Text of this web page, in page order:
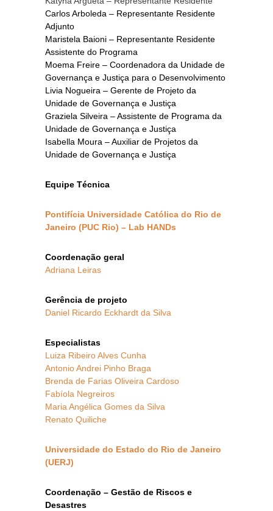
Carlos Arboleda – Representante Residente
Adjunto
Maristela Baioni – Representante Residente
Assistente do Programa
Moema Freire – Coordenadora da Unidade de
Governança e Justiça para o Desenvolvimento
Livia Nogueira – Gerente de Projeto da
Unidade de Governança e Justiça
Graziela Silveira – Assistente de Programa da
Unidade de Governança e Justiça
Isabella Moura – Auxiliar de Projetos da
Unidade de Governança e Justiça
Equipe Técnica
Pontifícia Universidade Católica do Rio de
Janeiro (PUC Rio) – Lab HANDs
Coordenação geral
Adriana Leiras
Gerência de projeto
Daniel Ricardo Eckhardt da Silva
Especialistas
Luiza Ribeiro Alves Cunha
Antonio Andrei Pinho Braga
Brenda de Farias Oliveira Cardoso
Fabíola Negreiros
Maria Angélica Gomes da Silva
Renato Quiliche
Universidade do Estado do Rio de Janeiro
(UERJ)
Coordenação – Gestão de Riscos e
Desastres